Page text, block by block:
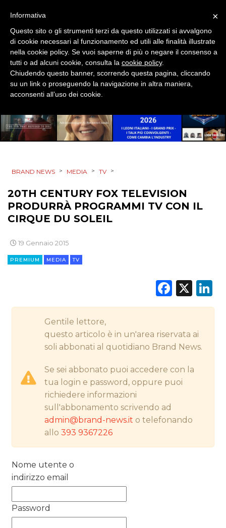
DESIGN
EVENTI
MOBILE
PUNTI VENDITA
CSR
STRATEGIE
EDITORIA
ESTERNA
RADIO / AUDIO
DATI
RICERCHE
PREVISIONI/SCENARI
BRAND NEWS > MEDIA > TV >
20TH CENTURY FOX TELEVISION
PRODURRÀ PROGRAMMI TV CON IL
CIRQUE DU SOLEIL
19 Gennaio 2015
PREMIUM MEDIA TV
X
Gentile lettore,
questo articolo è in un'area riservata ai
soli abbonati al quotidiano Brand News.
Se sei abbonato puoi accedere con la
tua login e password, oppure puoi
richiedere informazioni
sull'abbonamento scrivendo ad
admin@brand-news.it o telefonando
allo393 9367226
Nome utente o
indirizzo email
Password
×
Informativa
Questo sito o gli strumenti terzi da questo utilizzati si avvalgono
di cookie necessari al funzionamento ed utili alle finalità illustrate
nella cookie policy. Se vuoi saperne di più o negare il consenso a
tutti o ad alcuni cookie, consulta la cookie policy.
Chiudendo questo banner, scorrendo questa pagina, cliccando
su un link o proseguendo la navigazione in altra maniera,
acconsenti all’uso dei cookie.